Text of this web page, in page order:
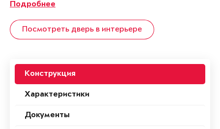
Подробнее
Посмотреть дверь в интерьере
Конструкция
Характеристики
Документы